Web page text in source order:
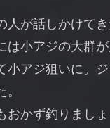
人が話しかけて
は小アジの大群
小アジ狙いに。
おかず釣りまし